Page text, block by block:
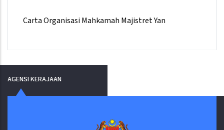
Carta Organisasi Mahkamah Majistret Yan
AGENSI KERAJAAN